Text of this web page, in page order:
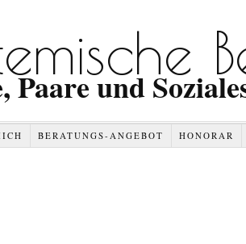
Paare und
BERATUNGS-ANGEBOT HONORAR